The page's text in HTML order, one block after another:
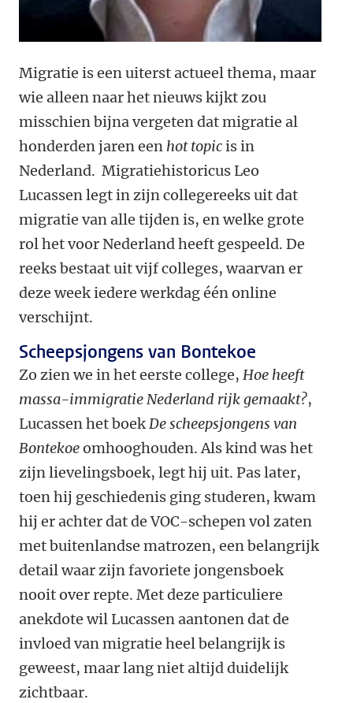
Migratie is een uiterst actueel thema, maar
wie alleen naar het nieuws kijkt zou
misschien bijna vergeten dat migratie al
honderden jaren een hot topicis in
Nederland. Migratiehistoricus Leo
Lucassen legt in zijn collegereeks uit dat
migratie van alle tijden is, en welke grote
rol het voor Nederland heeft gespeeld. De
reeks bestaat uit vijf colleges, waarvan er
deze week iedere werkdag één online
verschijnt.
Scheepsjongens van Bontekoe
Zo zien we in het eerste college, Hoe heeft
massa-immigratie Nederland rijk gemaakt?,
Lucassen het boekDe scheepsjongens van
Bontekoeomhooghouden. Als kind was het
zijn lievelingsboek, legt hij uit. Pas later,
toen hij geschiedenis ging studeren, kwam
hij er achter dat de VOC-schepen vol zaten
met buitenlandse matrozen, een belangrijk
detail waar zijn favoriete jongensboek
nooit over repte. Met deze particuliere
anekdote wil Lucassen aantonen dat de
invloed van migratie heel belangrijk is
geweest, maar lang niet altijd duidelijk
zichtbaar.